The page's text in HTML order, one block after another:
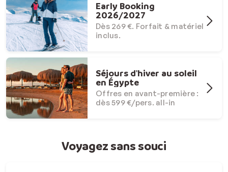
Early Booking
2026/2027
Dès 269 €. Forfait & matériel
inclus.
Séjours d'hiver au soleil
en Égypte
Offres en avant-première :
dès 599 €/pers. all-in
Voyagez sans souci